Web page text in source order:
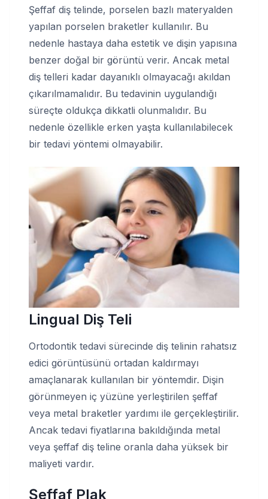
Şeffaf diş telinde, porselen bazlı materyalden
yapılan porselen braketler kullanılır. Bu
nedenle hastaya daha estetik ve dişin yapısına
benzer doğal bir görüntü verir. Ancak metal
diş telleri kadar dayanıklı olmayacağı akıldan
çıkarılmamalıdır. Bu tedavinin uygulandığı
süreçte oldukça dikkatli olunmalıdır. Bu
nedenle özellikle erken yaşta kullanılabilecek
bir tedavi yöntemi olmayabilir.
Lingual Diş Teli
Ortodontik tedavi sürecinde diş telinin rahatsız
edici görüntüsünü ortadan kaldırmayı
amaçlanarak kullanılan bir yöntemdir. Dişin
görünmeyen iç yüzüne yerleştirilen şeffaf
veya metal braketler yardımı ile gerçekleştirilir.
Ancak tedavi fiyatlarına bakıldığında metal
veya şeffaf diş teline oranla daha yüksek bir
maliyeti vardır.
Şeffaf Plak